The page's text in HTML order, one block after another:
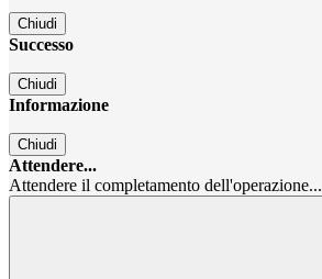
Chiudi
Successo
Chiudi
Informazione
Chiudi
Attendere...
Attendere il completamento dell'operazione...